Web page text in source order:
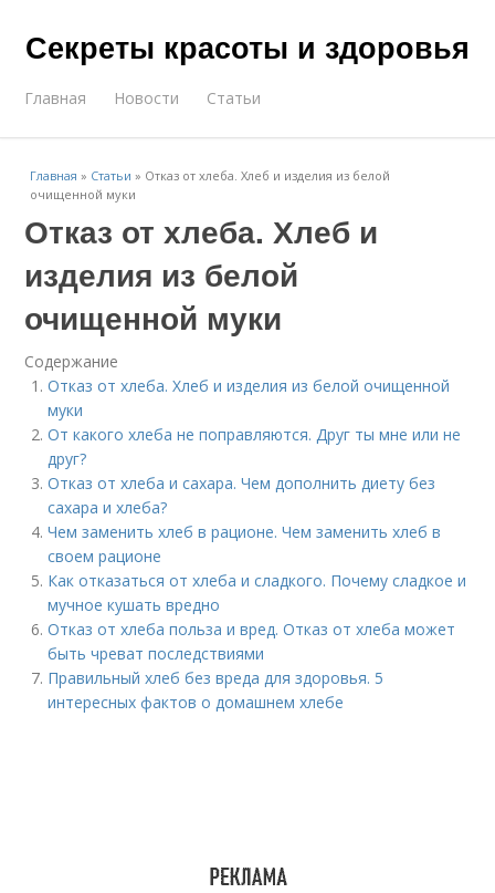
Секреты красоты и здоровья
Главная Новости Статьи
Главная » Статьи » Отказ от хлеба. Хлеб и изделия из белой
очищенной муки
Отказ от хлеба. Хлеб и
изделия из белой
очищенной муки
Содержание
Отказ от хлеба. Хлеб и изделия из белой очищенной
муки
От какого хлеба не поправляются. Друг ты мне или не
друг?
Отказ от хлеба и сахара. Чем дополнить диету без
сахара и хлеба?
Чем заменить хлеб в рационе. Чем заменить хлеб в
своем рационе
Как отказаться от хлеба и сладкого. Почему сладкое и
мучное кушать вредно
Отказ от хлеба польза и вред. Отказ от хлеба может
быть чреват последствиями
Правильный хлеб без вреда для здоровья. 5
интересных фактов о домашнем хлебе